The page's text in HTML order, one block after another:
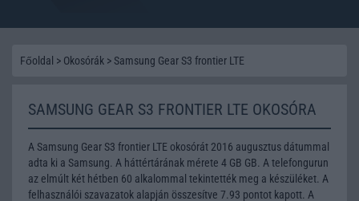
Főoldal > Okosórák > Samsung Gear S3 frontier LTE
SAMSUNG GEAR S3 FRONTIER LTE OKOSÓRA
A Samsung Gear S3 frontier LTE okosórát 2016 augusztus dátummal
adta ki a Samsung. A háttértárának mérete 4 GB GB. A telefongurun
az elmúlt két hétben 60 alkalommal tekintették meg a készüléket. A
felhasználói szavazatok alapján összesítve 7.93 pontot kapott. A